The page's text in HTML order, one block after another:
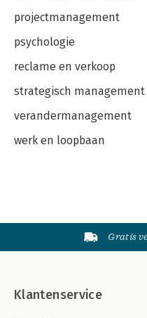
projectmanagement
psychologie
reclame en verkoop
strategisch management
verandermanagement
werk en loopbaan
Gratis
Klantenservice